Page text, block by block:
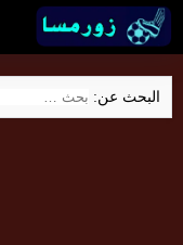
البحث عن: